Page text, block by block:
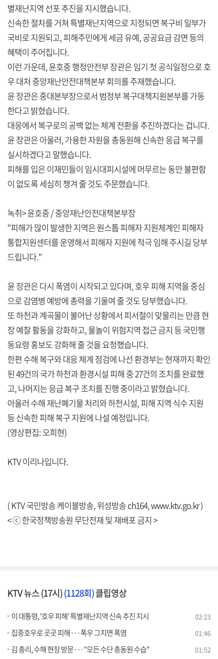
별재난지역 선포 추진을 지시했습니다.
신속한 절차를 거쳐 특별재난지역으로 지정되면 복구비 일부가
국비로 지원되고, 피해주민에게 세금 유예, 공공요금 감면 등의
혜택이 주어집니다.
이런 가운데, 윤호중 행정안전부 장관은 임기 첫 공식일정으로 호
우 대처 중앙재난안전대책본부 회의를 주재했습니다.
윤 장관은 중대본부장으로서 범정부 복구대책지원본부를 가동
한다고 밝혔습니다.
대응에서 복구로의 공백 없는 체계 전환을 추진하겠다는 겁니다.
윤 장관은 아울러, 가용한 자원을 총동원해 신속한 응급 복구를
실시하겠다고 말했습니다.
피해를 입은 이재민들이 임시대피시설에 머무르는 동안 불편함
이 없도록 세심히 챙겨 줄 것도 주문했습니다.
녹취> 윤호중 / 중앙재난안전대책본부장
"피해가 많이 발생한 지역은 원스톱 피해자 지원체계인 피해자
통합지원센터를 운영해서 피해자 지원에 적극 임해 주시길 당부
드립니다."
윤 장관은 다시 폭염이 시작되고 있다며, 호우 피해 지역을 중심
으로 감염병 예방에 총력을 기울여 줄 것도 당부했습니다.
또 하천과 계곡물이 불어난 상황에서 피서철이 맞물리는 만큼 현
장 예찰 활동을 강화하고, 물놀이 위험지역 접근 금지 등 국민행
동요령 홍보도 강화해 줄 것을 요청했습니다.
한편 수해 복구와 대응 체계 점검에 나선 환경부는 현재까지 확인
된 49건의 국가 하천과 환경시설 피해 중 27건의 조치를 완료했
고, 나머지는 응급 복구 조치를 진행 중이라고 밝혔습니다.
아울러 수해 재난폐기물 처리와 하천시설, 피해 지역 식수 지원
등 신속한 피해 복구 지원에 나설 예정입니다.
(영상편집: 오희현)
KTV 이리나입니다.
( KTV 국민방송 케이블방송, 위성방송 ch164,www.ktv.go.kr)
< ⓒ 한국정책방송원 무단전재 및 재배포 금지 >
KTV 뉴스 (17시)(1128회)클립영상
이 대통령, '호우 피해' 특별재난지역 신속 추진 지시 02:23
집중호우로 곳곳 피해···폭우 그치면 폭염 01:46
김 총리, 수해 현장 방문···"모든 수단 총동원 수습" 01:52